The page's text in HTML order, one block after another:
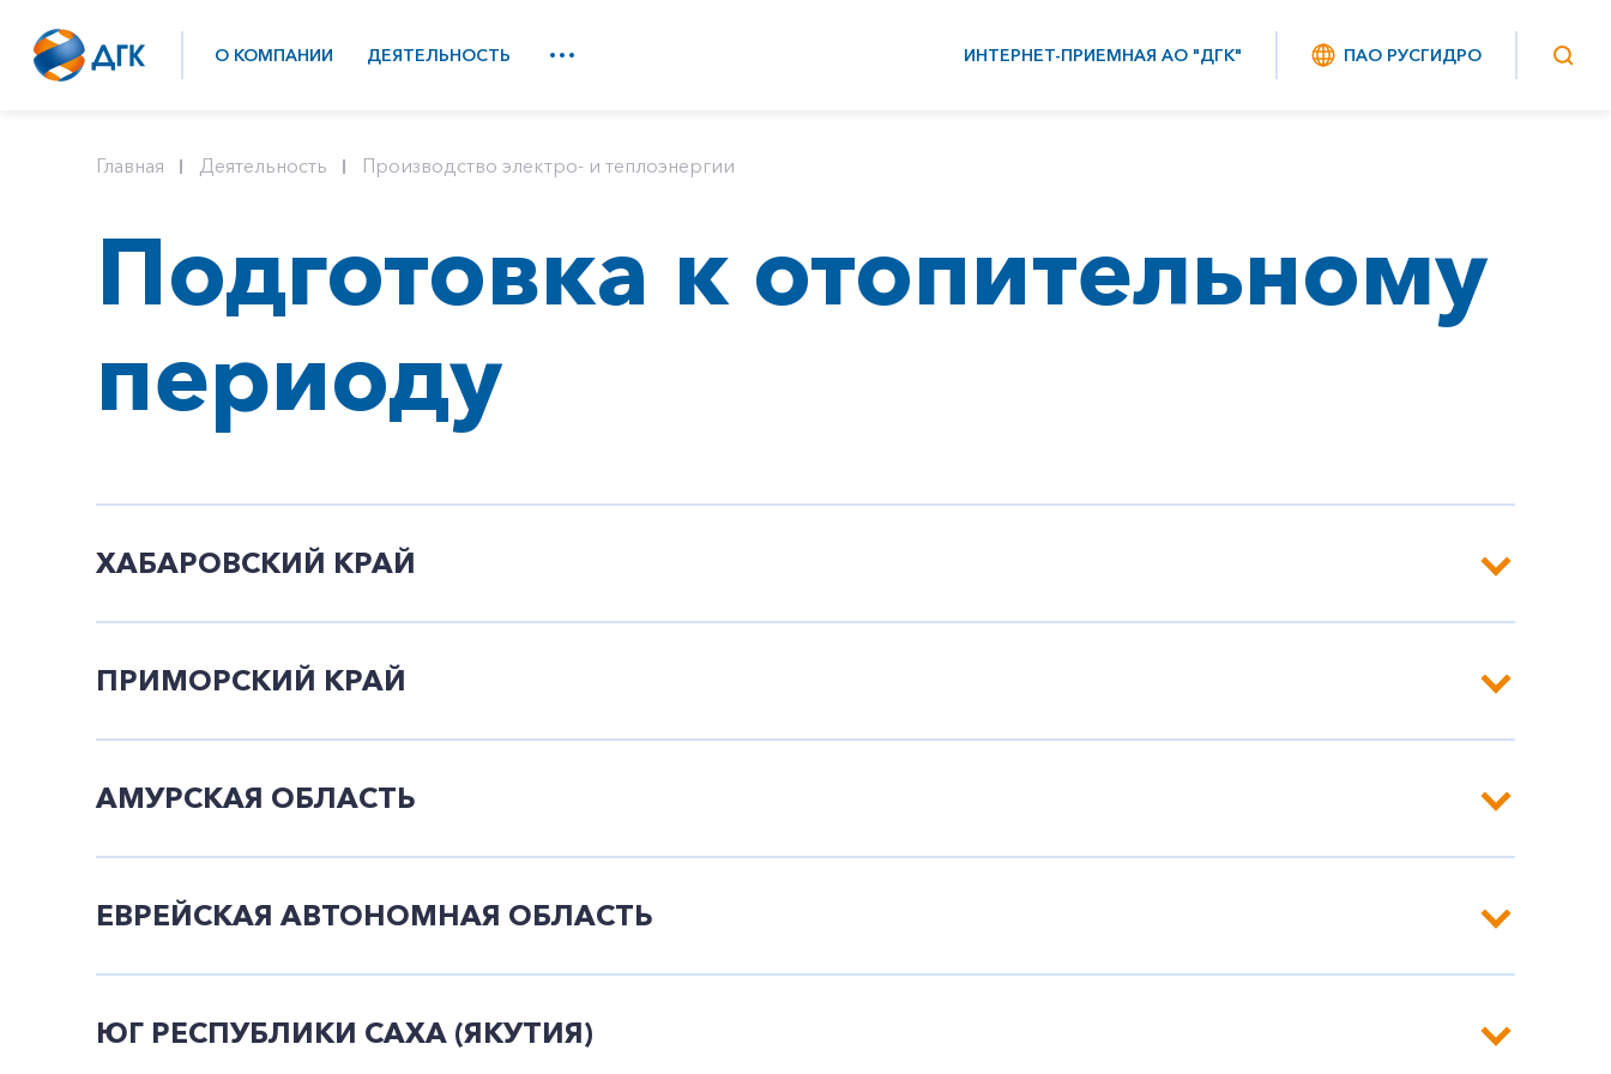
О КОМПАНИИ ДЕЯТЕЛЬНОСТЬ ИНТЕРНЕТ-ПРИЕМНАЯ АО "ДГК" ПАО РУСГИДРО
Главная Деятельность Производство электро- и теплоэнергии
Подготовка к отопительному
периоду
ХАБАРОВСКИЙ КРАЙ
ПРИМОРСКИЙ КРАЙ
АМУРСКАЯ ОБЛАСТЬ
ЕВРЕЙСКАЯ АВТОНОМНАЯ ОБЛАСТЬ
ЮГ РЕСПУБЛИКИ САХА (ЯКУТИЯ)